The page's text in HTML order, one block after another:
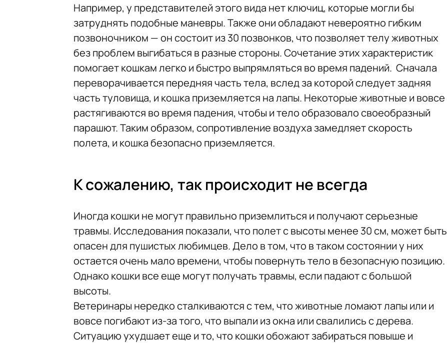
Например, у представителей этого вида нет ключиц, которые могли бы
затруднять подобные маневры. Также они обладают невероятно гибким
позвоночником — он состоит из 30 позвонков, что позволяет телу животных
без проблем выгибаться в разные стороны. Сочетание этих характеристик
помогает кошкам легко и быстро выпрямляться во время падений. Сначала
переворачивается передняя часть тела, вслед за которой следует задняя
часть туловища, и кошка приземляется на лапы. Некоторые животные и вовсе
растягиваются во время падения, чтобы и тело образовало своеобразный
парашют. Таким образом, сопротивление воздуха замедляет скорость
полета, и кошка безопасно приземляется.
К сожалению, так происходит не всегда
Иногда кошки не могут правильно приземлиться и получают серьезные
травмы. Исследования показали, что полет с высоты менее 30 см, может быть
опасен для пушистых любимцев. Дело в том, что в таком состоянии у них
остается очень мало времени, чтобы повернуть тело в безопасную позицию.
Однако кошки все еще могут получать травмы, если падают с большой
высоты.
Ветеринары нередко сталкиваются с тем, что животные ломают лапы или и
вовсе погибают из-за того, что выпали из окна или свалились с дерева.
Ситуацию ухудшает еще и то, что кошки обожают забираться повыше и